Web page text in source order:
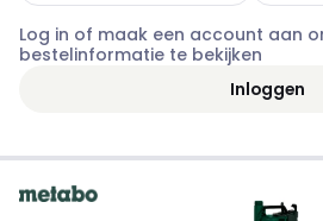
Log in of maak een account aan
bestelinformatie te bekijken
Inloggen